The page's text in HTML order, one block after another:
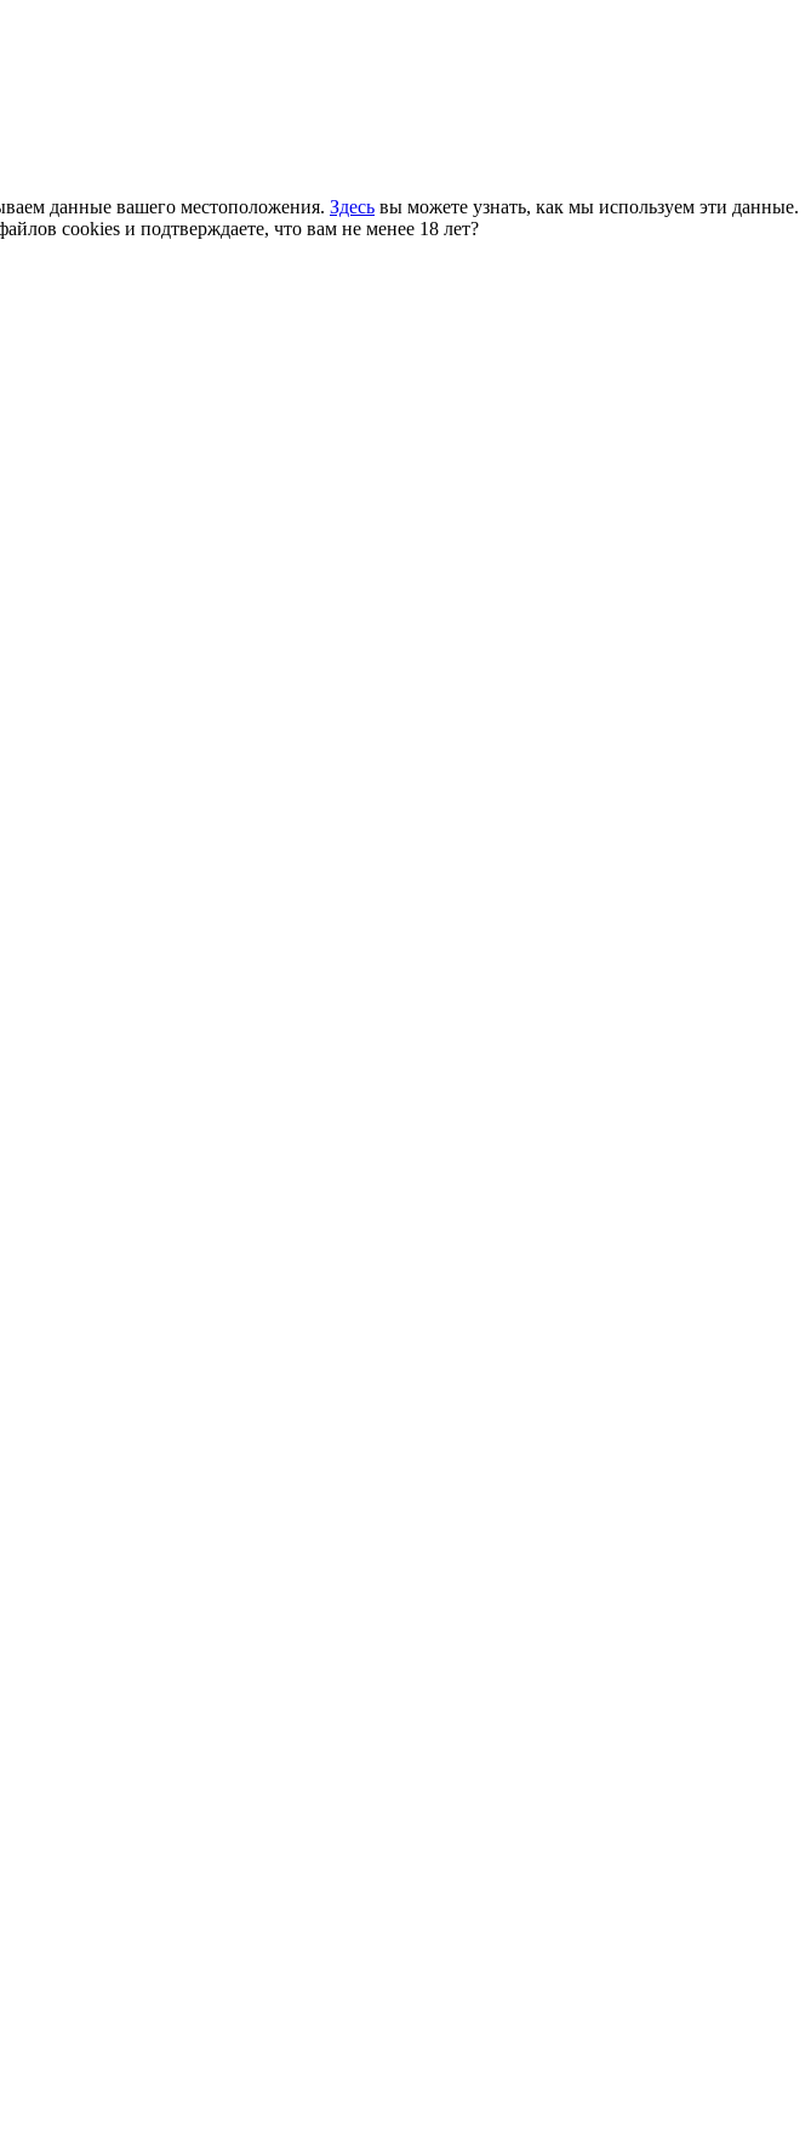
данные вашего местоположения. Здесь вы можете узнать, как мы используем эти данные.
cookies и подтверждаете, что вам не менее 18 лет?